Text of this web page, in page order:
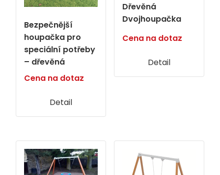
Bezpečnější
houpačka pro
speciální potřeby
– dřevěná
Cena na dotaz
Detail
Dřevěná
Dvojhoupačka
Cena na dotaz
Detail